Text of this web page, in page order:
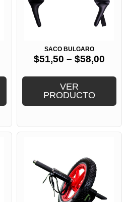
SACO BULGARO
$51,50 – $58,00
VER
PRODUCTO